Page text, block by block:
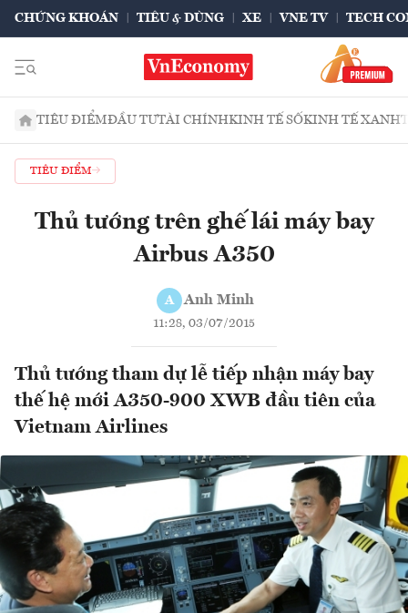
CHỨNG KHOÁN TIÊU & DÙNG XE VNE TV TECH
TIÊU ĐIỂMĐẦU TƯTÀI CHÍNHKINH TẾ SỐKINH TẾ XANH
TIÊU ĐIỂM
Thủ tướng trên ghế lái máy bay
Airbus A350
A Anh Minh
11:28, 03/07/2015
Thủ tướng tham dự lễ tiếp nhận máy bay
thế hệ mới A350-900 XWB đầu tiên của
Vietnam Airlines